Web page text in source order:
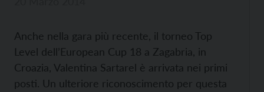
Anche nella gara più recente, il torneo Top
Level dell’European Cup 18 a Zagabria, in
Croazia, Valentina Sartarel è arrivata nei primi
posti. Un ulteriore riconoscimento per questa